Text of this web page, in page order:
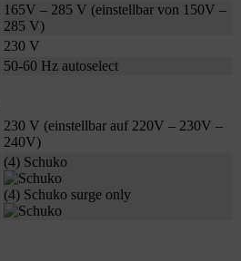
165V – 285 V (einstellbar von 150V –
285 V)
230 V
50-60 Hz autoselect
230 V (einstellbar auf 220V – 230V –
240V)
(4) Schuko
(4) Schuko surge only